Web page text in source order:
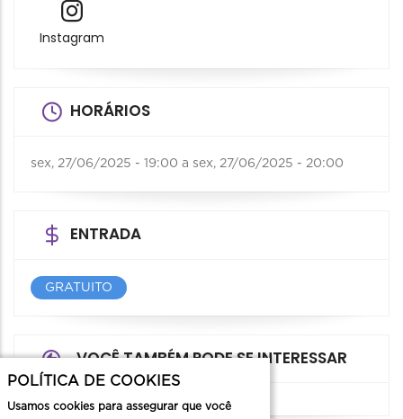
Instagram
HORÁRIOS
sex, 27/06/2025 - 19:00 a sex, 27/06/2025 - 20:00
ENTRADA
GRATUITO
VOCÊ TAMBÉM PODE SE INTERESSAR
POLÍTICA DE COOKIES
Usamos cookies para assegurar que você